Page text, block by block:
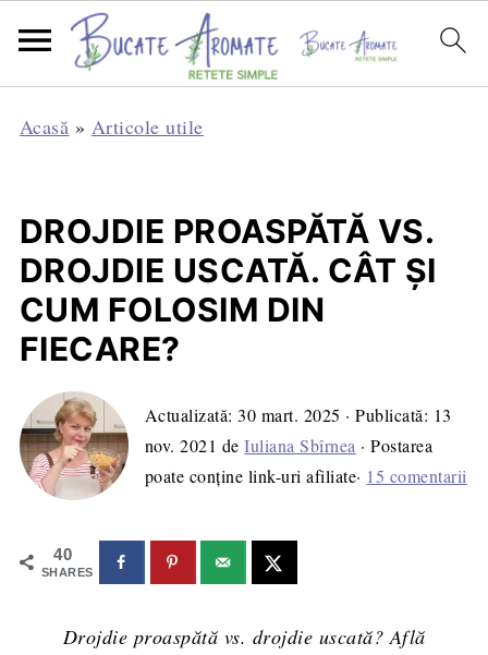
Acasă » Articole utile
DROJDIE PROASPĂTĂ VS.
DROJDIE USCATĂ. CÂT ȘI
CUM FOLOSIM DIN
FIECARE?
Actualizată:30 mart. 2025 · Publicată: 13
nov. 2021 deIuliana Sbîrnea · Postarea
poate conține link-uri afiliate· 15 comentarii
40
SHARES
Drojdie proaspătă vs. drojdie uscată? Află